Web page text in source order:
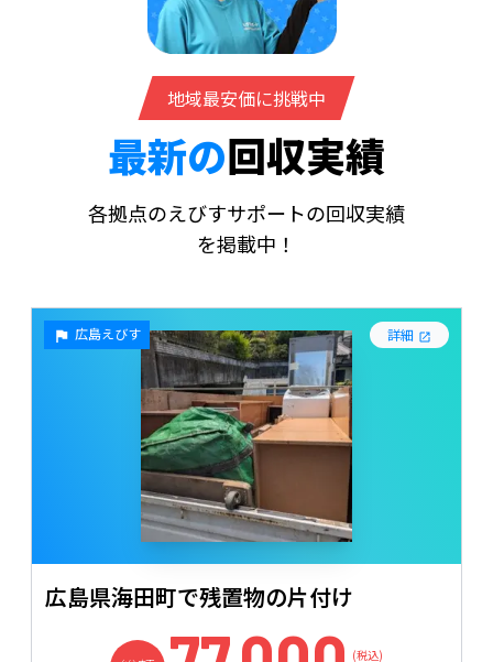
地域最安価に挑戦中
最新の回収実績
各拠点のえびすサポートの回収実績
を掲載中！
広島えびす 詳細
広島県海田町で残置物の片付け
(税込)